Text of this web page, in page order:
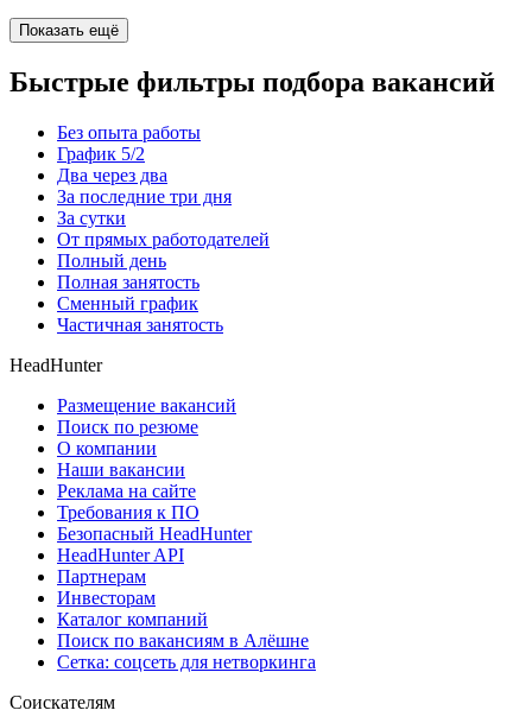
Показать ещё
Быстрые фильтры подбора вакансий
Без опыта работы
График 5/2
Два через два
За последние три дня
За сутки
От прямых работодателей
Полный день
Полная занятость
Сменный график
Частичная занятость
HeadHunter
Размещение вакансий
Поиск по резюме
О компании
Наши вакансии
Реклама на сайте
Требования к ПО
Безопасный HeadHunter
HeadHunter API
Партнерам
Инвесторам
Каталог компаний
Поиск по вакансиям в Алёшне
Сетка: соцсеть для нетворкинга
Соискателям